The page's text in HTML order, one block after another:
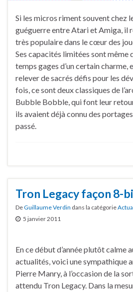
Si les micros riment souvent chez
guéguerre entre Atari et Amiga, il
très populaire dans le cœur des
Ses capacités limitées sont même
temps gages d’un certain charme,
relever de sacrés défis pour les
fois, ce sont deux classiques de
Bubble Bobble, qui font leur
ils avaient déjà connu des
passé.
Tron Legacy façon 8-
DeGuillaume Verdin dans la catégorie
5 janvier 2011
En ce début d’année plutôt calme
actualités, voici une sympathique
Pierre Manry, à l’occasion de la
attendu Tron Legacy. Dans la